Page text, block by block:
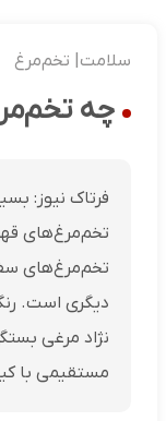
سلامت| تخم‌مرغ‌
چه
فرتاک نیوز:
تخم‌مرغ‌های
تخم‌مرغ‌های
دیگری است.
نژاد مرغی
مستقیمی با